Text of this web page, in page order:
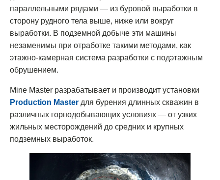
параллельными рядами — из буровой выработки в
сторону рудного тела выше, ниже или вокруг
выработки. В подземной добыче эти машины
незаменимы при отработке такими методами, как
этажно-камерная система разработки с подэтажным
обрушением.
Mine Master разрабатывает и производит установки
Production Master для бурения длинных скважин в
различных горнодобывающих условиях — от узких
жильных месторождений до средних и крупных
подземных выработок.